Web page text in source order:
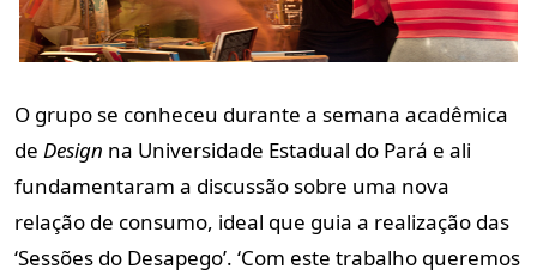
O grupo se conheceu durante a semana acadêmica
de Design na Universidade Estadual do Pará e ali
fundamentaram a discussão sobre uma nova
relação de consumo, ideal que guia a realização das
‘Sessões do Desapego’. ‘Com este trabalho queremos